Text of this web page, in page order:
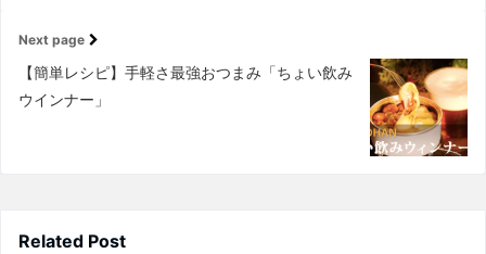
Next page
【簡単レシピ】手軽さ最強おつまみ「ちょい飲み
ウインナー」
Related Post